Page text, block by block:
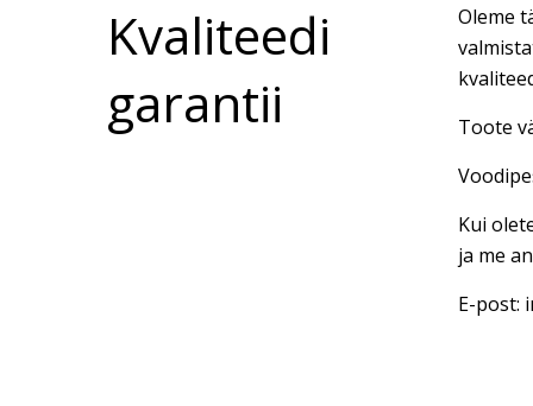
Kvaliteedi
garantii
Oleme
Toote
Kui
ja me
E-post: